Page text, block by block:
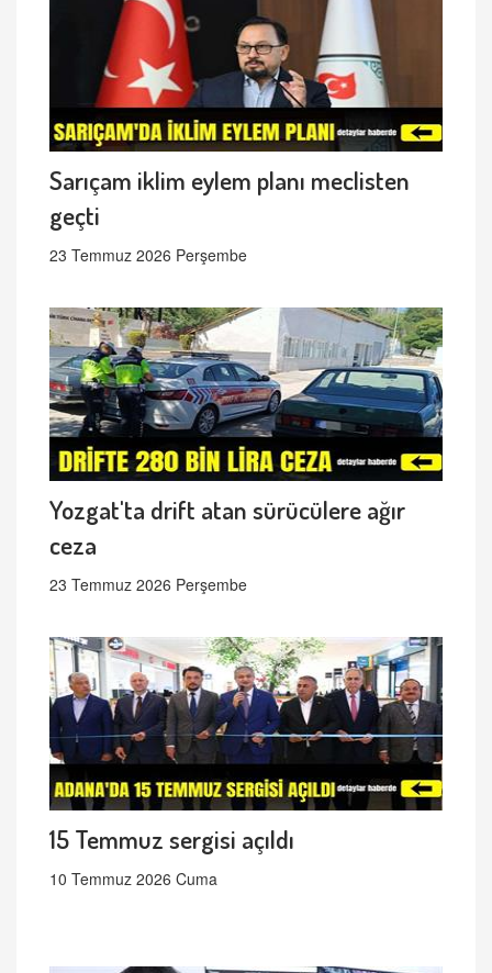
Sarıçam iklim eylem planı meclisten
geçti
23 Temmuz 2026 Perşembe
Yozgat'ta drift atan sürücülere ağır
ceza
23 Temmuz 2026 Perşembe
15 Temmuz sergisi açıldı
10 Temmuz 2026 Cuma